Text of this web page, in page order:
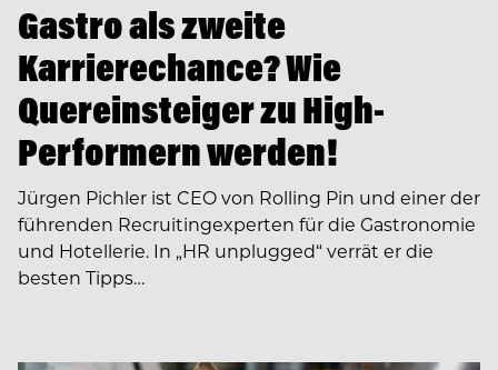
Gastro als zweite
Karrierechance? Wie
Quereinsteiger zu High-
Performern werden!
Jürgen Pichler ist CEO von Rolling Pin und einer der
führenden Recruiting­experten für die Gastronomie
und Hotellerie. In ­­„HR unplugged“ verrät er die
besten Tipps…